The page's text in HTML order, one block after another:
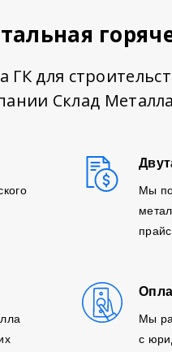
ГК для
Склад Металла
Мы
Мы
с